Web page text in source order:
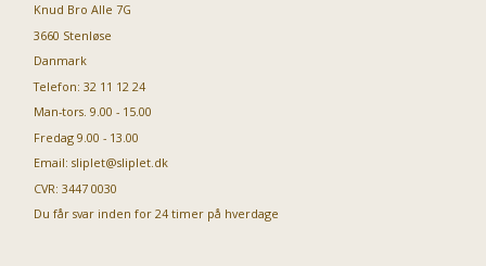
Knud Bro Alle 7G
3660 Stenløse
Danmark
Telefon: 32 11 12 24
Man-tors. 9.00 - 15.00
Fredag 9.00 - 13.00
Email: sliplet@sliplet.dk
CVR: 3447 0030
Du får svar inden for 24 timer på hverdage